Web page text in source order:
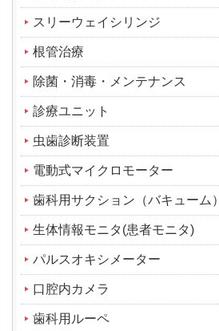
スリーウェイシリンジ
根管治療
除菌・消毒・メンテナンス
診療ユニット
虫歯診断装置
電動式マイクロモーター
歯科用サクション（バキューム）
生体情報モニタ(患者モニタ)
パルスオキシメーター
口腔内カメラ
歯科用ルーペ